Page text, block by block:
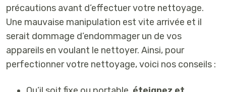
précautions avant d’effectuer votre nettoyage.
Une mauvaise manipulation est vite arrivée et il
serait dommage d’endommager un de vos
appareils en voulant le nettoyer. Ainsi, pour
perfectionner votre nettoyage, voici nos conseils :